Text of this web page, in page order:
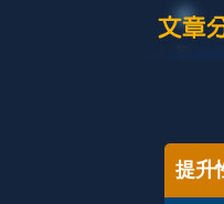
提升